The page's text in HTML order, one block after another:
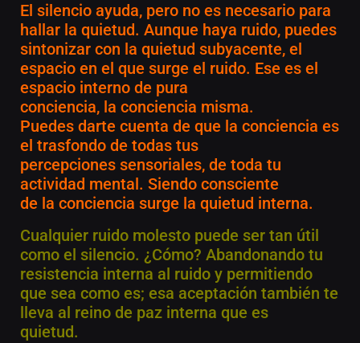
El silencio ayuda, pero no es necesario para
hallar la quietud. Aunque haya ruido, puedes
sintonizar con la quietud subyacente, el
espacio en el que surge el ruido. Ese es el
espacio interno de pura
conciencia, la conciencia misma.
Puedes darte cuenta de que la conciencia es
el trasfondo de todas tus
percepciones sensoriales, de toda tu
actividad mental. Siendo consciente
de la conciencia surge la quietud interna.
Cualquier ruido molesto puede ser tan útil
como el silencio. ¿Cómo? Abandonando tu
resistencia interna al ruido y permitiendo
que sea como es; esa aceptación también te
lleva al reino de paz interna que es
quietud.